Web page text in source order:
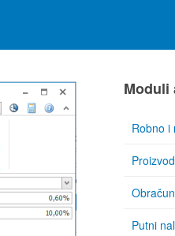
Moduli
Robno i
Putni